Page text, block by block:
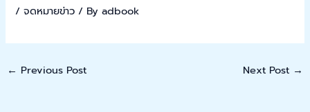
/จดหมายข่าว / Byadbook
← Previous Post Next Post →